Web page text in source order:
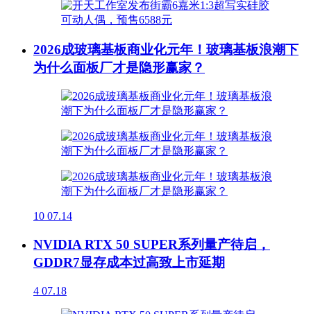
2026成玻璃基板商业化元年！玻璃基板浪潮下
为什么面板厂才是隐形赢家？
10 07.14
NVIDIA RTX 50 SUPER系列量产待启，
GDDR7显存成本过高致上市延期
4 07.18